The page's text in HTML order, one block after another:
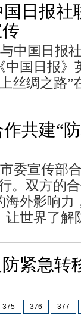
日报社
中国日报
国日报》
丝绸之路”
共建“
委宣传部
。双方的
外影响力
让世界了解
紧急转
375 376 377